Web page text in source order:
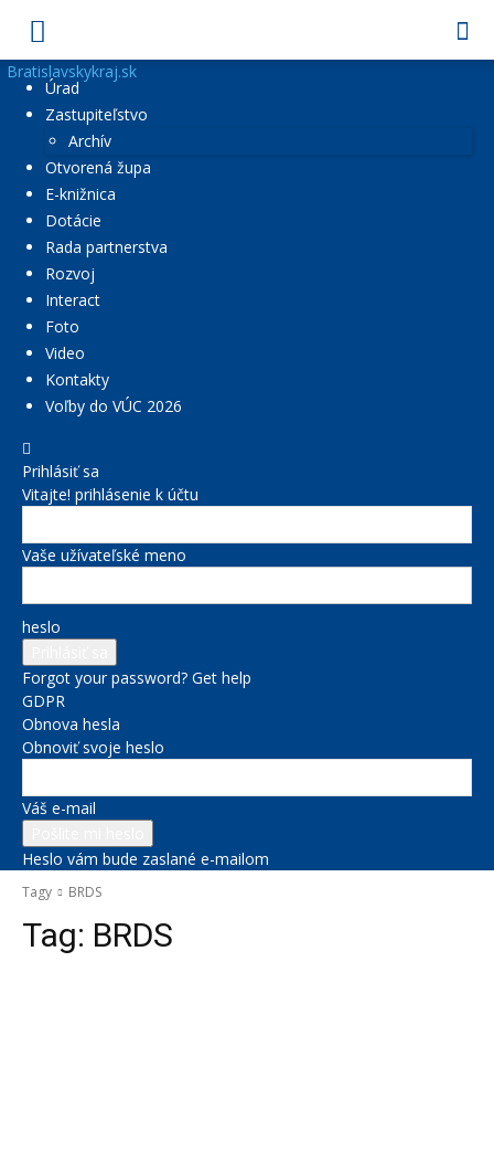
Bratislavskykraj.sk
Úrad
Zastupiteľstvo
Archív
Otvorená župa
E-knižnica
Dotácie
Rada partnerstva
Rozvoj
Interact
Foto
Video
Kontakty
Voľby do VÚC 2026
Prihlásiť sa
Vitajte! prihlásenie k účtu
Vaše užívateľské meno
heslo
Forgot your password? Get help
GDPR
Obnova hesla
Obnoviť svoje heslo
Váš e-mail
Heslo vám bude zaslané e-mailom
Tagy BRDS
Tag: BRDS